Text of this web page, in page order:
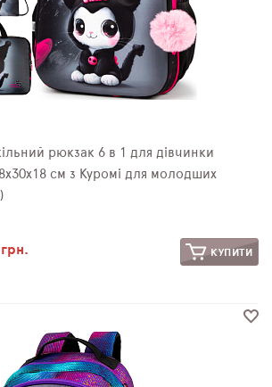
рюкзак 6 в 1 для дівчинки
см з Куромі для молодших
КУПИТИ